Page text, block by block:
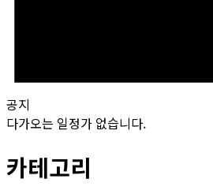
공지
다가오는 일정가 없습니다.
카테고리